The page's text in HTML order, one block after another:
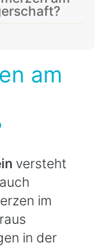
am
versteht
im
in der